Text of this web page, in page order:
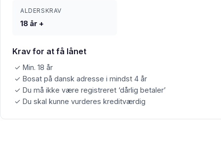
ALDERSKRAV
18 år +
Krav for at få lånet
✓ Min. 18 år
✓ Bosat på dansk adresse i mindst 4 år
✓ Du må ikke være registreret ‘dårlig betaler’
✓ Du skal kunne vurderes kreditværdig